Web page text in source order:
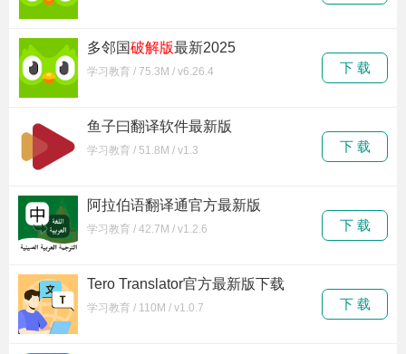
多邻国破解版最新2025
学习教育 / 75.3M / v6.26.4 下 载
鱼子曰翻译软件最新版
学习教育 / 51.8M / v1.3 下 载
阿拉伯语翻译通官方最新版
学习教育 / 42.7M / v1.2.6 下 载
Tero Translator官方最新版下载
学习教育 / 110M / v1.0.7 下 载